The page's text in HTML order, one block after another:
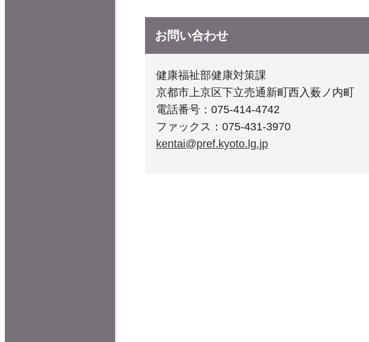
お問い合わせ
健康福祉部健康対策課
京都市上京区下立売通新町西入薮ノ内町
電話番号：075-414-4742
ファックス：075-431-3970
kentai@pref.kyoto.lg.jp